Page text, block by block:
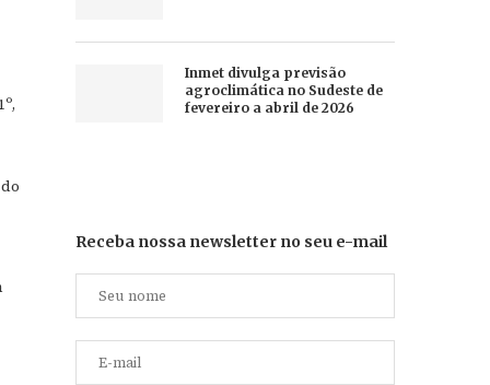
Inmet divulga previsão
agroclimática no Sudeste de
fevereiro a abril de 2026
Receba nossa newsletter no seu e-mail